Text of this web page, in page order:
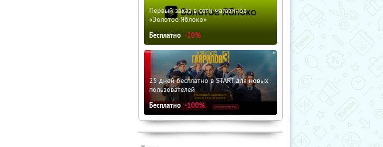
Первый заказ в сети магазинов
«Золотое Яблоко»
Бесплатно -20%
25 дней бесплатно в START для новых
пользователей
Бесплатно -100%